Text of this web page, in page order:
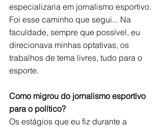
especializaria em jornalismo esportivo.
Foi esse caminho que segui... Na
faculdade, sempre que possível, eu
direcionava minhas optativas, os
trabalhos de tema livres, tudo para o
esporte.
Como migrou do jornalismo esportivo
para o político?
Os estágios que eu fiz durante a